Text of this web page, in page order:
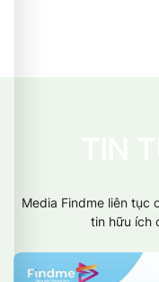
Media Findme liên tục
tin hữu ích